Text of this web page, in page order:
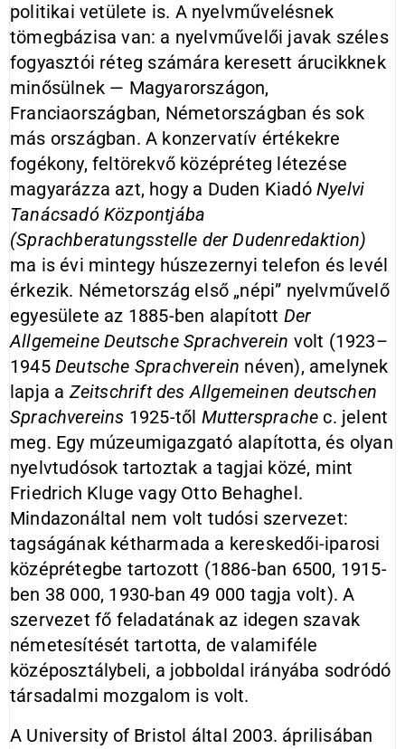
politikai vetülete is. A nyelvművelésnek
tömegbázisa van: a nyelvművelői javak széles
fogyasztói réteg számára keresett árucikknek
minősülnek — Magyarországon,
Franciaországban, Németországban és sok
más országban. A konzervatív értékekre
fogékony, feltörekvő középréteg létezése
magyarázza azt, hogy a Duden KiadóNyelvi
Tanácsadó Központjába
(Sprachberatungsstelle der Dudenredaktion)
ma is évi mintegy húszezernyi telefon és levél
érkezik. Németország első „népi” nyelvművelő
egyesülete az 1885-ben alapított Der
Allgemeine Deutsche Sprachverein volt (1923–
1945 Deutsche Sprachverein néven), amelynek
lapja aZeitschrift des Allgemeinen deutschen
Sprachvereins 1925-től Muttersprache c. jelent
meg. Egy múzeumigazgató alapította, és olyan
nyelvtudósok tartoztak a tagjai közé, mint
Friedrich Kluge vagy Otto Behaghel.
Mindazonáltal nem volt tudósi szervezet:
tagságának kétharmada a kereskedői-iparosi
középrétegbe tartozott (1886-ban 6500, 1915-
ben 38 000, 1930-ban 49 000 tagja volt). A
szervezet fő feladatának az idegen szavak
németesítését tartotta, de valamiféle
középosztálybeli, a jobboldal irányába sodródó
társadalmi mozgalom is volt.
A University of Bristol által 2003. áprilisában